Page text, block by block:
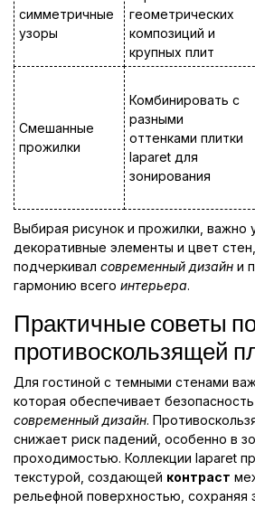
симметричные
узоры
геометрических
композиций и
крупных плит
Смешанные
прожилки
Комбинировать с
разными
оттенками плитки
laparet для
зонирования
Выбирая рисунок и прожилки, важно
декоративные элементы и цвет
подчеркивал современный дизайн и
гармонию всего интерьера.
Практичные советы
противоскользящей
Для гостиной с темными стенами
которая обеспечивает
современный дизайн.
снижает риск падений, особенно в
проходимостью. Коллекции laparet
текстурой, создающей контраст
рельефной поверхностью, сохраняя